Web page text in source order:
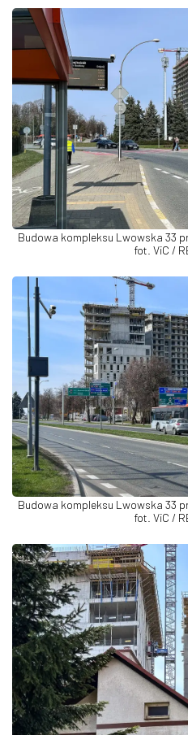
Budowa kompleksu Lwowska 33
fot. ViC /
Budowa kompleksu Lwowska 33
fot. ViC /